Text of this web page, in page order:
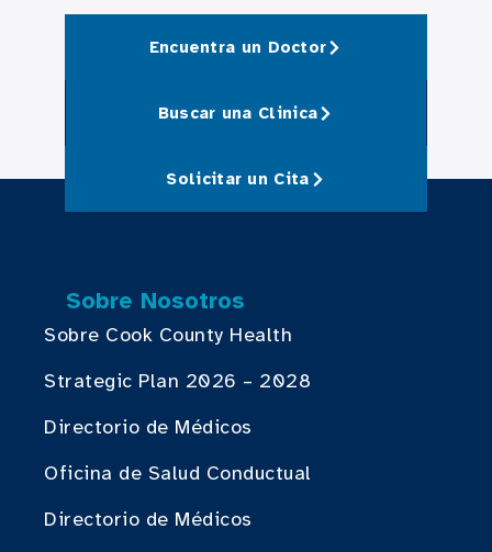
Encuentra un Doctor
Buscar una Clinica
Solicitar un Cita
Sobre Nosotros
Sobre Cook County Health
Strategic Plan 2026 – 2028
Directorio de Médicos
Oficina de Salud Conductual
Directorio de Médicos